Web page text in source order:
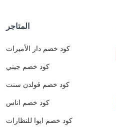
المتاجر
كود خصم دار الأميرات
كود خصم جيني
كود خصم قولدن سنت
كود خصم اناس
كود خصم ايوا للنظارات